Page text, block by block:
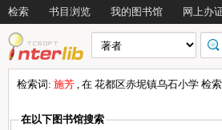
检索 书目浏览 我的图书馆 网上办
检索词: 施芳 , 在 花都区赤坭镇乌石小学 检
在以下图书馆搜索